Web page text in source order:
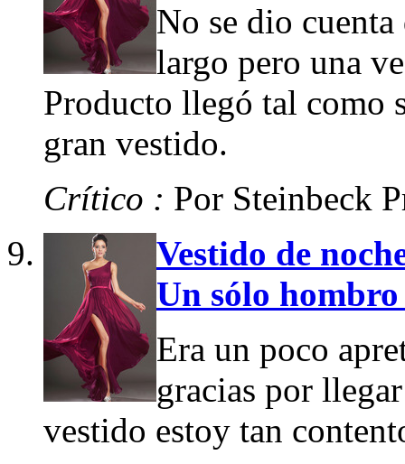
No se dio cuenta
largo pero una
Producto llegó tal como
gran vestido.
Crítico : Por Steinbeck
Vestido de
Un sólo
Era un poco
gracias por
vestido estoy tan